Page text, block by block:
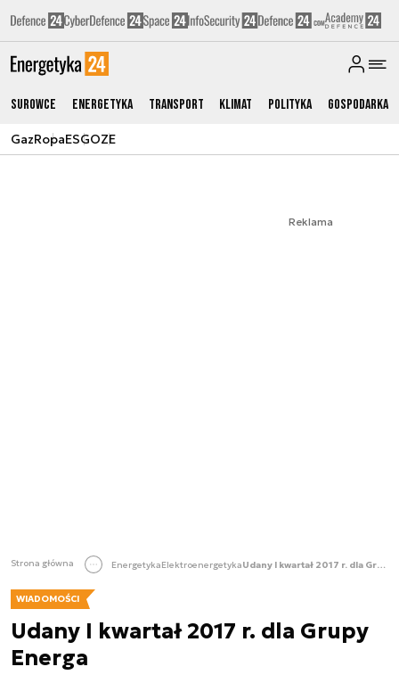
Surowce Energetyka Transport Klimat Polityka Gospodarka
GazRopaESGOZE
Reklama
Strona główna EnergetykaElektroenergetyka Udany I kwartał 2017 r. dla Grupy Energa
WIADOMOŚCI
Udany I kwartał 2017 r. dla Grupy
Energa